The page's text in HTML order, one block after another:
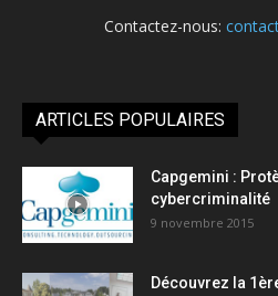
Contactez-nous:
ARTICLES POPULAIRES
Capgemini :
cybercriminalité
9 novembre 2015
Découvrez la